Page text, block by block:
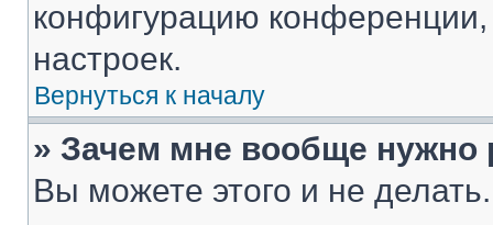
конфигурацию
настроек.
Вернуться к началу
» Зачем мне вообще нужно
Вы можете этого и не